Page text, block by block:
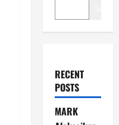
RECENT
POSTS
MARK